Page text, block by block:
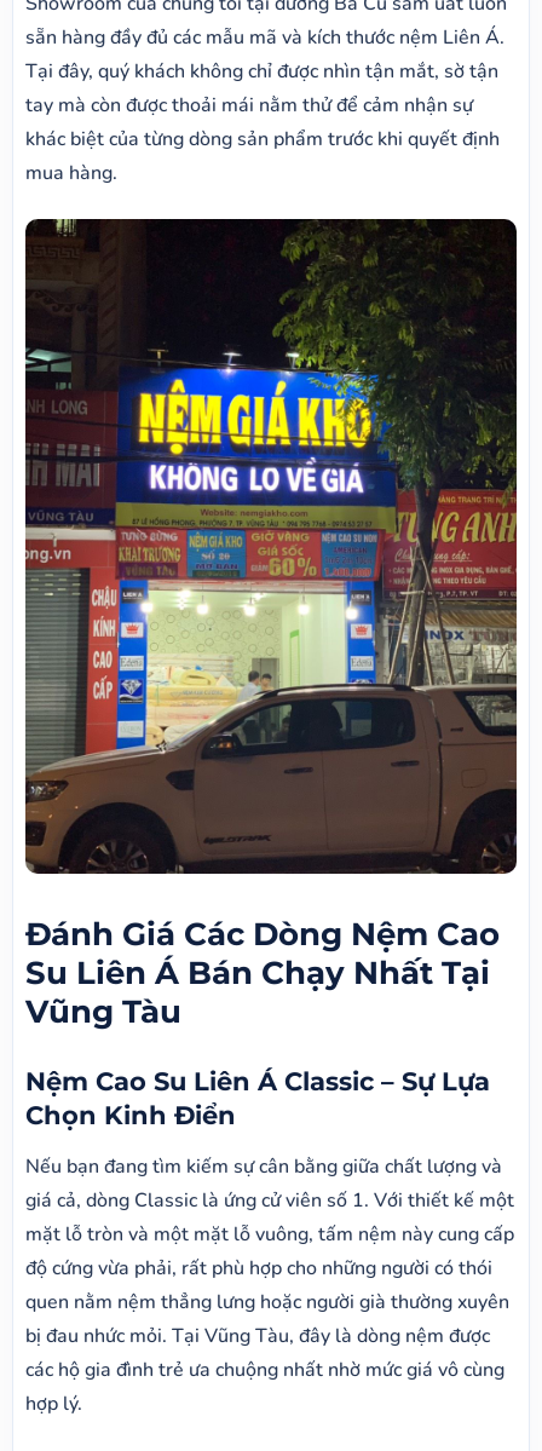
sẵn hàng đầy đủ các mẫu mã và kích thước nệm Liên Á.
Tại đây, quý khách không chỉ được nhìn tận mắt, sờ tận
tay mà còn được thoải mái nằm thử để cảm nhận sự
khác biệt của từng dòng sản phẩm trước khi quyết định
mua hàng.
Đánh Giá Các Dòng Nệm Cao
Su Liên Á Bán Chạy Nhất Tại
Vũng Tàu
Nệm Cao Su Liên Á Classic – Sự Lựa
Chọn Kinh Điển
Nếu bạn đang tìm kiếm sự cân bằng giữa chất lượng và
giá cả, dòng Classic là ứng cử viên số 1. Với thiết kế một
mặt lỗ tròn và một mặt lỗ vuông, tấm nệm này cung cấp
độ cứng vừa phải, rất phù hợp cho những người có thói
quen nằm nệm thẳng lưng hoặc người già thường xuyên
bị đau nhức mỏi. Tại Vũng Tàu, đây là dòng nệm được
các hộ gia đình trẻ ưa chuộng nhất nhờ mức giá vô cùng
hợp lý.